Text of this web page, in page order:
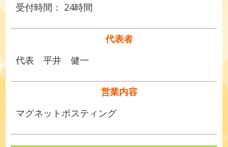
受付時間： 24時間
代表者
代表 平井 健一
営業内容
マグネットポスティング